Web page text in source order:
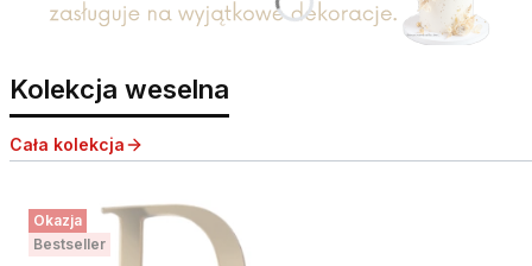
Kolekcja weselna
Cała kolekcja
Okazja
Bestseller